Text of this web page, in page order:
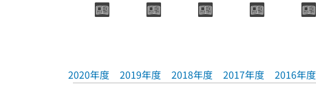
2020年度 2019年度 2018年度 2017年度 2016年度